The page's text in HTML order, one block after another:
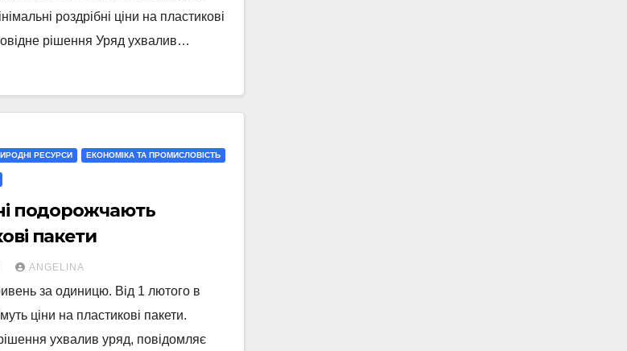
роздрібні ціни на пластикові
рішення Уряд ухвалив…
РЕСУРСИ ЕКОНОМІКА ТА ПРОМИСЛОВІСТЬ
подорожчають
пакети
ANGELINA
за одиницю. Від 1 лютого в
ціни на пластикові пакети.
ухвалив уряд, повідомляє